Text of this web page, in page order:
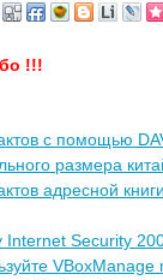
!!!
с помощью
размера
адресной
Security
VBoxManage